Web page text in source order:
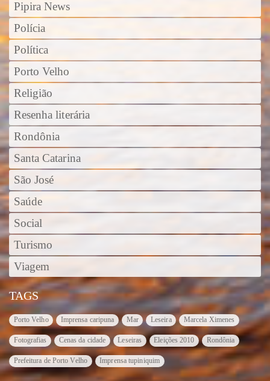
Pipira News
Polícia
Política
Porto Velho
Religião
Resenha literária
Rondônia
Santa Catarina
São José
Saúde
Social
Turismo
Viagem
TAGS
Porto Velho Imprensa caripuna Mar Leseira Marcela Ximenes
Fotografias Cenas da cidade Leseiras Eleições 2010 Rondônia
Prefeitura de Porto Velho Imprensa tupiniquim